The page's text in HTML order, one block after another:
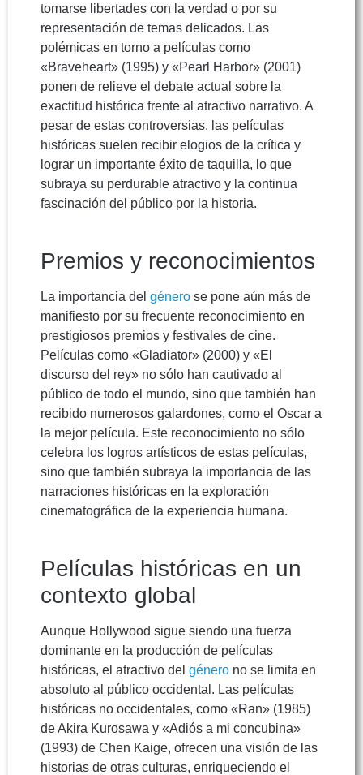
tomarse libertades con la verdad o por su
representación de temas delicados. Las
polémicas en torno a películas como
«Braveheart» (1995) y «Pearl Harbor» (2001)
ponen de relieve el debate actual sobre la
exactitud histórica frente al atractivo narrativo. A
pesar de estas controversias, las películas
históricas suelen recibir elogios de la crítica y
lograr un importante éxito de taquilla, lo que
subraya su perdurable atractivo y la continua
fascinación del público por la historia.
Premios y reconocimientos
La importancia del género se pone aún más de
manifiesto por su frecuente reconocimiento en
prestigiosos premios y festivales de cine.
Películas como «Gladiator» (2000) y «El
discurso del rey» no sólo han cautivado al
público de todo el mundo, sino que también han
recibido numerosos galardones, como el Oscar a
la mejor película. Este reconocimiento no sólo
celebra los logros artísticos de estas películas,
sino que también subraya la importancia de las
narraciones históricas en la exploración
cinematográfica de la experiencia humana.
Películas históricas en un
contexto global
Aunque Hollywood sigue siendo una fuerza
dominante en la producción de películas
históricas, el atractivo del género no se limita en
absoluto al público occidental. Las películas
históricas no occidentales, como «Ran» (1985)
de Akira Kurosawa y «Adiós a mi concubina»
(1993) de Chen Kaige, ofrecen una visión de las
historias de otras culturas, enriqueciendo el